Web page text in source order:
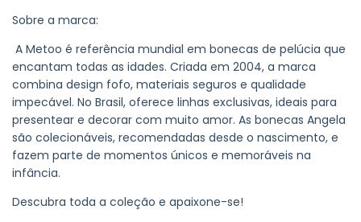
Sobre a marca:
A Metoo é referência mundial em bonecas de pelúcia que
encantam todas as idades. Criada em 2004, a marca
combina design fofo, materiais seguros e qualidade
impecável. No Brasil, oferece linhas exclusivas, ideais para
presentear e decorar com muito amor. As bonecas Angela
são colecionáveis, recomendadas desde o nascimento, e
fazem parte de momentos únicos e memoráveis na
infância.
Descubra toda a coleção e apaixone-se!